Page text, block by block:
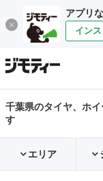
アプリ
イン
千葉県のタイヤ、ホ
す
エリア